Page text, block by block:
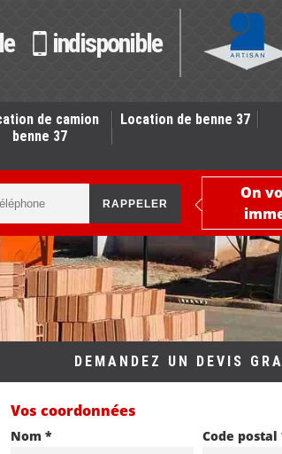
indisponible
de camion
benne 37
Location de benne 37
On
DEMANDEZ UN DEVIS
Vos coordonnées
Nom * Code postal